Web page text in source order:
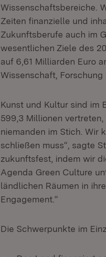
Wissenschaftsbereiche.
Zeiten finanzielle und
Zukunftsberufe auch im
wesentlichen Ziele des
auf 6,61 Milliarden Euro
Wissenschaft, Forschung
Kunst und Kultur sind im
599,3 Millionen
niemanden im Stich. Wir
schließen muss“, sagte
zukunftsfest, indem wir
Agenda Green Culture
ländlichen Räumen in
Engagement.“
Die Schwerpunkte im